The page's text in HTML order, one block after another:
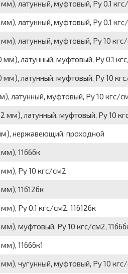
латунный, муфтовый, Py 0.1
латунный, муфтовый, Py 0.1
латунный, муфтовый, Py 10 кгс/
латунный, муфтовый, Py 0.1
латунный, муфтовый, Py 10
латунный, муфтовый, Py 10 кгс/
мм), латунный, муфтовый, Py 10
нержавеющий, проходной
11б6бк
Py 10 кгс/см2
11б12бк
Py 0.1 кгс/см2, 11б12бк
муфтовый, Py 10 кгс/см2,
11б6бк1
чугунный, муфтовый, Py 10 кгс/